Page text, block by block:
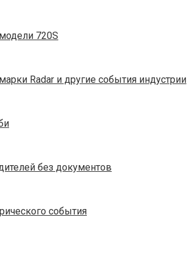
720S
Radar и другие события индустрии
без документов
события